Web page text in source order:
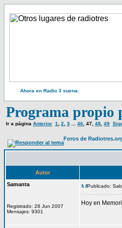
Ahora en Radio 3 suena:
Programa propio
Ir a página Anterior 1 2 3 46 47 48 49
Foros de
Autor
Samanta
Registrado: 28 Jun 2007
Mensajes: 9301
Publicado:
Hoy en